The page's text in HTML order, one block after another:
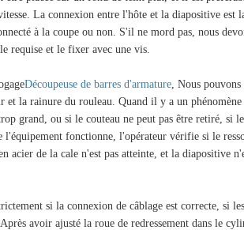
La connexion entre l'hôte et la diapositive est
à la coupe ou non. S'il ne mord pas, nous
requise et le fixer avec une vis.
Découpeuse de barres d'armature, Nous pouvons
la rainure du rouleau. Quand il y a un
grand, ou si le couteau ne peut pas être retiré, si
fonctionne, l'opérateur vérifie si le
acier de la cale n'est pas atteinte, et la diapositive
si la connexion de câblage est correcte, si
avoir ajusté la roue de redressement dans le